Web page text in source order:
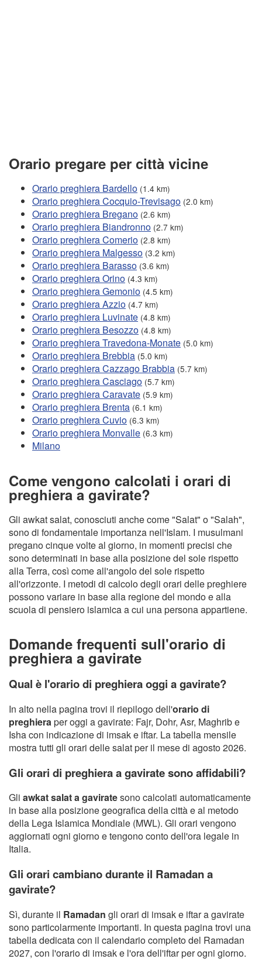
Orario pregare per città vicine
Orario preghiera Bardello (1.4 km)
Orario preghiera Cocquio-Trevisago (2.0 km)
Orario preghiera Bregano (2.6 km)
Orario preghiera Biandronno (2.7 km)
Orario preghiera Comerio (2.8 km)
Orario preghiera Malgesso (3.2 km)
Orario preghiera Barasso (3.6 km)
Orario preghiera Orino (4.3 km)
Orario preghiera Gemonio (4.5 km)
Orario preghiera Azzio (4.7 km)
Orario preghiera Luvinate (4.8 km)
Orario preghiera Besozzo (4.8 km)
Orario preghiera Travedona-Monate (5.0 km)
Orario preghiera Brebbia (5.0 km)
Orario preghiera Cazzago Brabbia (5.7 km)
Orario preghiera Casciago (5.7 km)
Orario preghiera Caravate (5.9 km)
Orario preghiera Brenta (6.1 km)
Orario preghiera Cuvio (6.3 km)
Orario preghiera Monvalle (6.3 km)
Milano
Come vengono calcolati i orari di
preghiera a gavirate?
Gli awkat salat, conosciuti anche come "Salat" o "Salah",
sono di fondamentale importanza nell'Islam. I musulmani
pregano cinque volte al giorno, in momenti precisi che
sono determinati in base alla posizione del sole rispetto
alla Terra, così come all'angolo del sole rispetto
all'orizzonte. I metodi di calcolo degli orari delle preghiere
possono variare in base alla regione del mondo e alla
scuola di pensiero islamica a cui una persona appartiene.
Domande frequenti sull'orario di
preghiera a gavirate
Qual è l'orario di preghiera oggi a gavirate?
In alto nella pagina trovi il riepilogo dell'orario di
preghieraper oggi a gavirate: Fajr, Dohr, Asr, Maghrib e
Isha con indicazione di imsak e iftar. La tabella mensile
mostra tutti gli orari delle salat per il mese di agosto 2026.
Gli orari di preghiera a gavirate sono affidabili?
Gli awkat salat a gaviratesono calcolati automaticamente
in base alla posizione geografica della città e al metodo
della Lega Islamica Mondiale (MWL). Gli orari vengono
aggiornati ogni giorno e tengono conto dell'ora legale in
Italia.
Gli orari cambiano durante il Ramadan a
gavirate?
Sì, durante il Ramadan gli orari di imsak e iftar a gavirate
sono particolarmente importanti. In questa pagina trovi una
tabella dedicata con il calendario completo del Ramadan
2027, con l'orario di imsak e l'ora dell'iftar per ogni giorno.